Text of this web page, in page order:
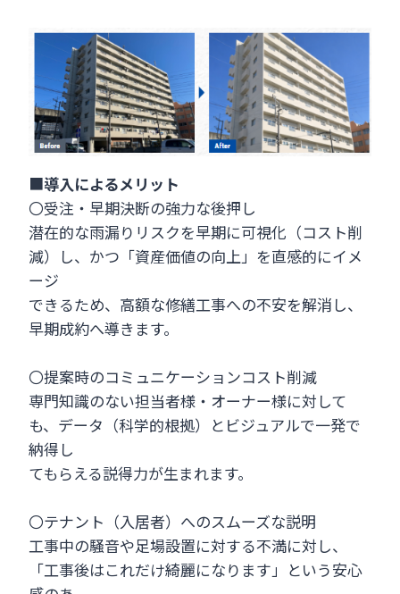
■導入によるメリット
〇受注・早期決断の強力な後押し
潜在的な雨漏りリスクを早期に可視化（コスト削
減）し、かつ「資産価値の向上」を直感的にイメ
ージ
できるため、高額な修繕工事への不安を解消し、
早期成約へ導きます。
〇提案時のコミュニケーションコスト削減
専門知識のない担当者様・オーナー様に対して
も、データ（科学的根拠）とビジュアルで一発で
納得し
てもらえる説得力が生まれます。
〇テナント（入居者）へのスムーズな説明
工事中の騒音や足場設置に対する不満に対し、
「工事後はこれだけ綺麗になります」という安心